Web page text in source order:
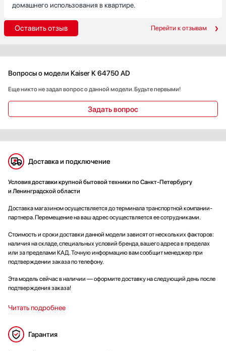
домашнего использования в квартире.
Оставить отзыв Перейти к отзывам
Вопросы о модели Kaiser K 64750 AD
Еще никто не задал вопрос о данной модели. Будьте первыми!
Задать вопрос
Доставка и подключение
Условия доставки крупной бытовой техники по Санкт-Петербургу
и Ленинградской области
Доставка магазином осуществляется до терминала транспортной компании-
партнера. Перемещение на ваш адрес осуществляется ее сотрудниками.
Стоимость и сроки доставки данной модели зависят от нескольких факторов:
наличия на складе, специальных условий бренда, вашего адреса в пределах
или за пределами КАД. Точную информацию вам сообщит менеджер при
подтверждении заказа по телефону.
Эта модель сейчас в наличии — оформите доставку на следующий день после
подтверждения заказа!
Читать подробнее
Гарантия